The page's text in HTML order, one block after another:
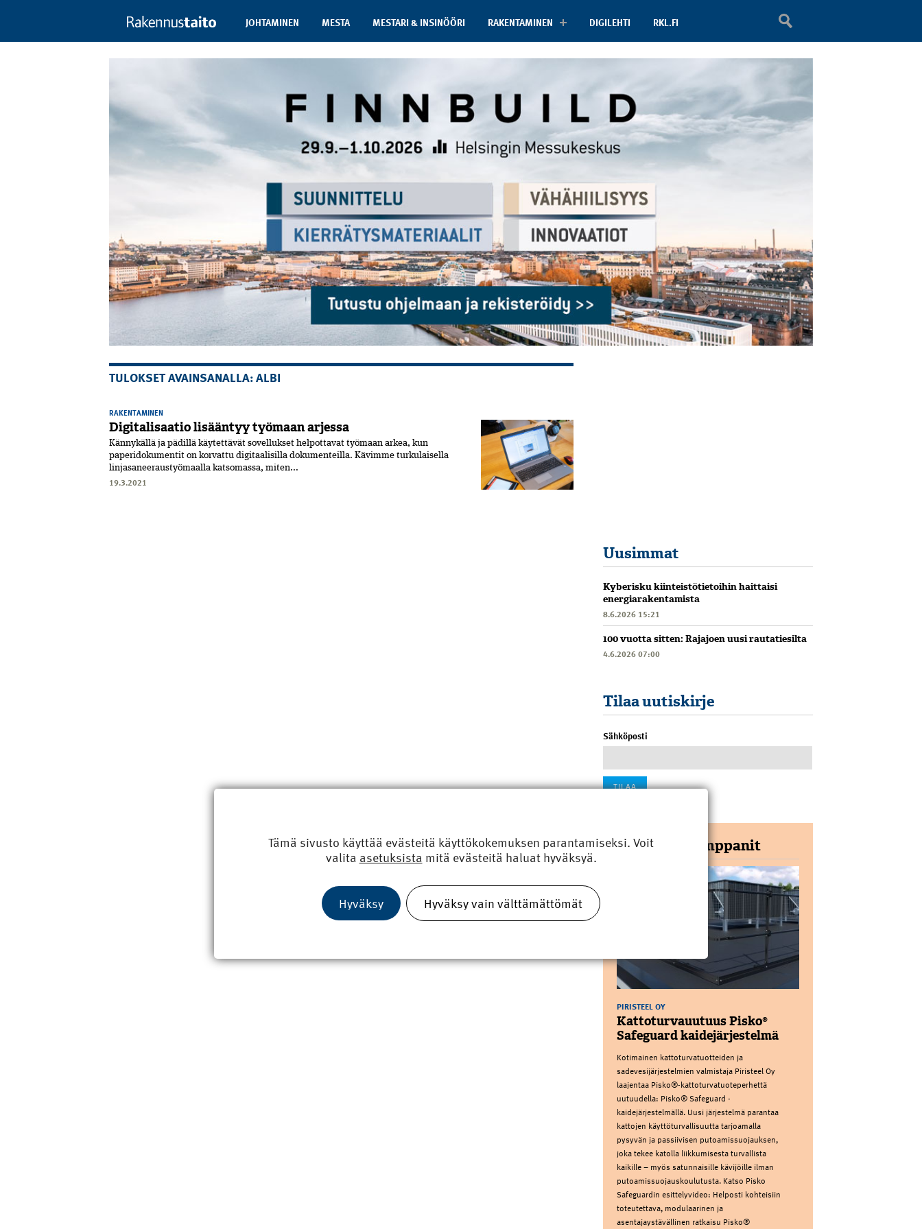
JOHTAMINEN MESTA MESTARI & INSINÖÖRI RAKENTAMINEN DIGILEHTI RKL.FI
TULOKSET AVAINSANALLA: ALBI
RAKENTAMINEN
Digitalisaatio lisääntyy työmaan arjessa
Kännykällä ja pädillä käytettävät sovellukset helpottavat työmaan arkea, kun
paperidokumentit on korvattu digitaalisilla dokumenteilla. Kävimme turkulaisella
linjasaneeraustyömaalla katsomassa, miten...
19.3.2021
Uusimmat
Kyberisku kiinteistötietoihin haittaisi
energiarakentamista
8.6.2026 15:21
100 vuotta sitten: Rajajoen uusi rautatiesilta
4.6.2026 07:00
Tilaa uutiskirje
Sähköposti
Yhteistyökumppanit
PIRISTEEL OY
Kattoturvauutuus Pisko®
Safeguard kaidejärjestelmä
Kotimainen kattoturvatuotteiden ja
sadevesijärjestelmien valmistaja Piristeel Oy
laajentaa Pisko®-kattoturvatuoteperhettä
uutuudella: Pisko® Safeguard -
kaidejärjestelmällä. Uusi järjestelmä parantaa
kattojen käyttöturvallisuutta tarjoamalla
pysyvän ja passiivisen putoamissuojauksen,
joka tekee katolla liikkumisesta turvallista
kaikille – myös satunnaisille kävijöille ilman
putoamissuojauskoulutusta. Katso Pisko
Safeguardin esittelyvideo: Helposti kohteisiin
toteutettava, modulaarinen ja
asentajaystävällinen ratkaisu Pisko®
Tämä sivusto käyttää evästeitä käyttökokemuksen parantamiseksi. Voit
valita asetuksista mitä evästeitä haluat hyväksyä.
Hyväksy Hyväksy vain välttämättömät